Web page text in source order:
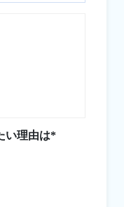
い理由は*